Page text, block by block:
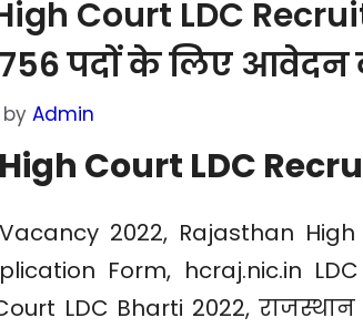
Court LDC
पदों के लिए आवेदन
by Admin
Court LDC
2022, Rajasthan
Form, hcraj.nic.in
LDC Bharti 2022, राजस्थान